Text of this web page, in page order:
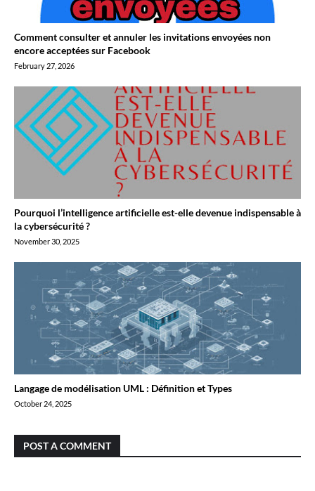
Comment consulter et annuler les invitations envoyées non
encore acceptées sur Facebook
February 27, 2026
Pourquoi l’intelligence artificielle est-elle devenue indispensable à
la cybersécurité ?
November 30, 2025
Langage de modélisation UML : Définition et Types
October 24, 2025
POST A COMMENT